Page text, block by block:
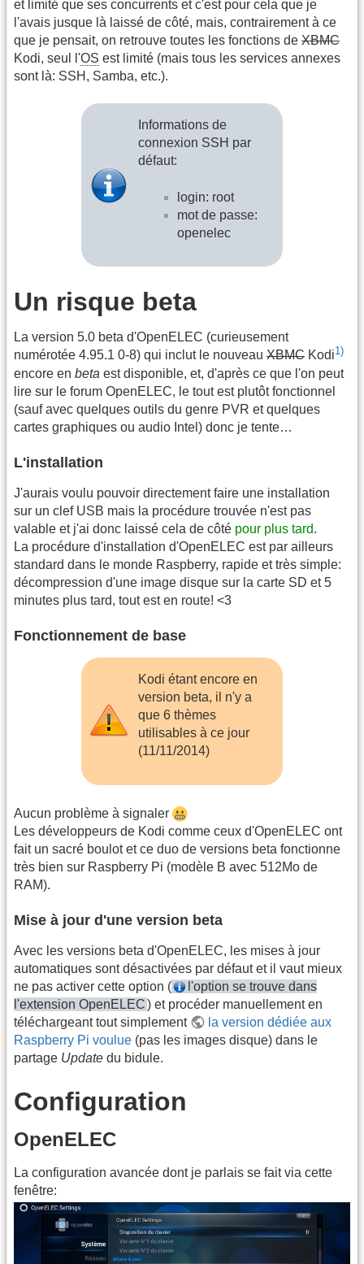
et limité que ses concurrents et c'est pour cela que je
l'avais jusque là laissé de côté, mais, contrairement à ce
que je pensait, on retrouve toutes les fonctions de XBMC
Kodi, seul l'OS est limité (mais tous les services annexes
sont là: SSH, Samba, etc.).
Informations de
connexion SSH par
défaut:
login: root
mot de passe:
openelec
Un risque beta
La version 5.0 beta d'OpenELEC (curieusement
numérotée 4.95.1 0-8) qui inclut le nouveau XBMC Kodi1)
encore en beta est disponible, et, d'après ce que l'on peut
lire sur le forum OpenELEC, le tout est plutôt fonctionnel
(sauf avec quelques outils du genre PVR et quelques
cartes graphiques ou audio Intel) donc je tente…
L'installation
J'aurais voulu pouvoir directement faire une installation
sur un clef USB mais la procédure trouvée n'est pas
valable et j'ai donc laissé cela de côté pour plus tard.
La procédure d'installation d'OpenELEC est par ailleurs
standard dans le monde Raspberry, rapide et très simple:
décompression d'une image disque sur la carte SD et 5
minutes plus tard, tout est en route! <3
Fonctionnement de base
Kodi étant encore en
version beta, il n'y a
que 6 thèmes
utilisables à ce jour
(11/11/2014)
Aucun problème à signaler
Les développeurs de Kodi comme ceux d'OpenELEC ont
fait un sacré boulot et ce duo de versions beta fonctionne
très bien sur Raspberry Pi (modèle B avec 512Mo de
RAM).
Mise à jour d'une version beta
Avec les versions beta d'OpenELEC, les mises à jour
automatiques sont désactivées par défaut et il vaut mieux
ne pas activer cette option (
l'option se trouve dans
l'extension OpenELEC) et procéder manuellement en
téléchargeant tout simplement
la version dédiée aux
Raspberry Pi voulue (pas les images disque) dans le
partage Update du bidule.
Configuration
OpenELEC
La configuration avancée dont je parlais se fait via cette
fenêtre: